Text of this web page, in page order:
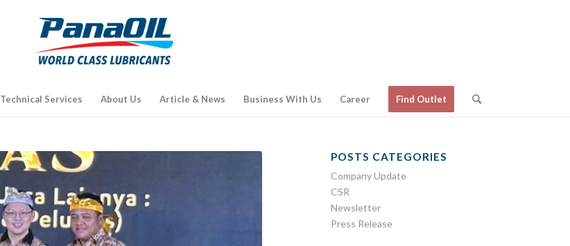
Technical Services About Us Article & News Business With Us Career Find Outlet
POSTS CATEGORIES
Company Update
CSR
Newsletter
Press Release